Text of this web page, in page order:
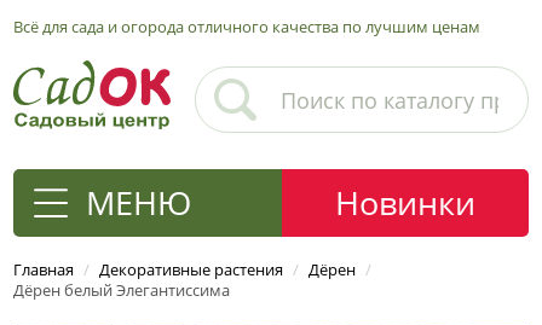
Всё для сада и огорода отличного качества по лучшим ценам
МЕНЮ Новинки
Главная / Декоративные растения / Дёрен /
Дёрен белый Элегантиссима